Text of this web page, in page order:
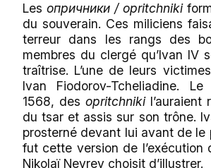
Les опричники / opritchniki
du souverain. Ces miliciens
terreur dans les rangs des
membres du clergé qu’Ivan IV
traîtrise. L’une de leurs
Ivan Fiodorov-Tcheliadine. Le
1568, des opritchnikil’auraient
du tsar et assis sur son trône.
prosterné devant lui avant de le
fut cette version de l’exécution
Nikolaï Nevrev choisit d’illustrer.